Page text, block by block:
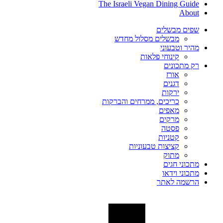
The Israeli Vegan Dining Guide
About
שפים מבשלים
מבשלים מסלול מחדש
מהיר וטבעוני
קינוחי פלאות
רק מתכונים
אורז
דגנים
ירקות
כריכים, ממרחים והברקות
מאפים
מרקים
פסטה
קטניות
קציצות טבעוניות
מתוק
מתכוני חגים
מתכוני וידאו
הרשמה לאתר